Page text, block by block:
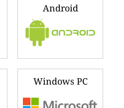
Android
Windows PC